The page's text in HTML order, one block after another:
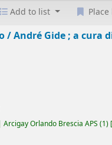
Add to list
/André Gide ; a cura
Arcigay Orlando Brescia APS (1)